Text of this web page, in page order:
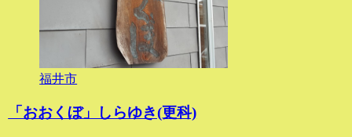
福井市
「おおくぼ」しらゆき(更科)